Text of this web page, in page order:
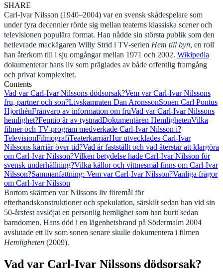
SHARE
Carl-Ivar Nilsson (1940–2004) var en svensk skådespelare som
under fyra decennier rörde sig mellan teaterns klassiska scener och
televisionen populära format. Han nådde sin största publik som den
hetlevrade mackägaren Willy Strid i TV-serien Hem till byn, en roll
han återkom till i sju omgångar mellan 1971 och 2002. Wikipedia
dokumenterar hans liv som präglades av både offentlig framgång
och privat komplexitet.
Contents
Vad var Carl-Ivar Nilssons dödsorsak?Vem var Carl-Ivar Nilssons
fru, partner och son?Livskamraten Dan AronssonSonen Carl Pontus
HjorthénFrånvaro av information om fruVad var Carl-Ivar Nilssons
hemlighet?Femtio år av tystnadDokumentären HemlighetenVilka
filmer och TV-program medverkade Carl-Ivar Nilsson i?
TelevisionFilmografiTeaterkarriärHur utvecklades Carl-Ivar
Nilssons karriär över tid?Vad är fastställt och vad återstår att klargöra
om Carl-Ivar Nilsson?Vilken betydelse hade Carl-Ivar Nilsson för
svensk underhållning?Vilka källor och vittnesmål finns om Carl-Ivar
Nilsson?Sammanfattning: Vem var Carl-Ivar Nilsson?Vanliga frågor
om Carl-Ivar Nilsson
Bortom skärmen var Nilssons liv föremål för
efterhandskonstruktioner och spekulation, särskilt sedan han vid sin
50-årsfest avslöjat en personlig hemlighet som han burit sedan
barndomen. Hans död i en lägenhetsbrand på Södermalm 2004
avslutade ett liv som sonen senare skulle dokumentera i filmen
Hemligheten (2009).
Vad var Carl-Ivar Nilssons dödsorsak?